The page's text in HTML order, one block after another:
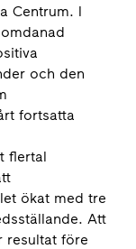
Centrum. I
och den
fortsatta
flertal
ökat med tre
Att
resultat före